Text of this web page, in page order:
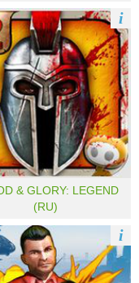
& GLORY: LEGEND
(RU)
i
i